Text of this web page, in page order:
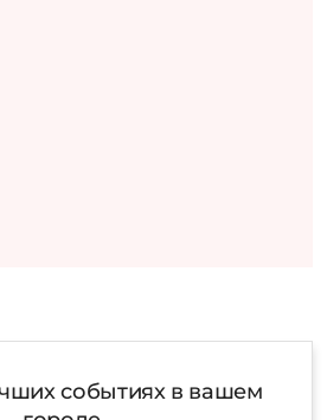
событиях в вашем